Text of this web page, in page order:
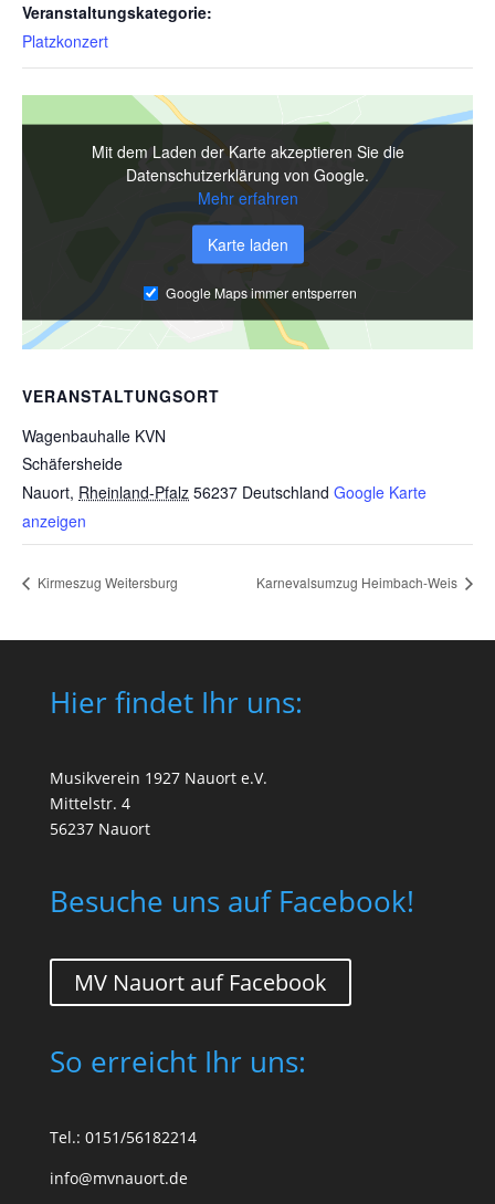
Veranstaltungskategorie:
Platzkonzert
VERANSTALTUNGSORT
Wagenbauhalle KVN
Schäfersheide
Nauort, Rheinland-Pfalz 56237 Deutschland Google Karte
anzeigen
Mit dem Laden der Karte akzeptieren Sie die
Datenschutzerklärung von Google.
Mehr erfahren
Karte laden
Google Maps immer entsperren
Kirmeszug Weitersburg Karnevalsumzug Heimbach-Weis
Hier findet Ihr uns:
Musikverein 1927 Nauort e.V.
Mittelstr. 4
56237 Nauort
Besuche uns auf Facebook!
MV Nauort auf Facebook
So erreicht Ihr uns:
Tel.: 0151/56182214
info@mvnauort.de